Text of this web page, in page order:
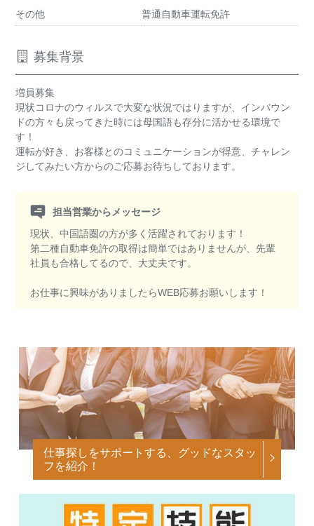
その他 普通自動車運転免許
募集背景
増員募集
現状コロナのウィルスで大変な状況ではりますが、インバウン
ドの方々も戻ってきた時には母国語も存分に活かせる環境で
す！
運転が好き、お客様とのコミュニケーションが得意、チャレン
ジしてみたい方からのご応募お待ちしております。
担当営業からメッセージ
現状、中国語圏の方が多く活躍されております！
第二種自動車免許の取得は簡単ではありませんが、先輩
社員も合格してるので、大丈夫です。
お仕事に興味がありましたらWEB応募お願いします！
仕事探しをサポートする、グッドなスタッ
フを紹介！